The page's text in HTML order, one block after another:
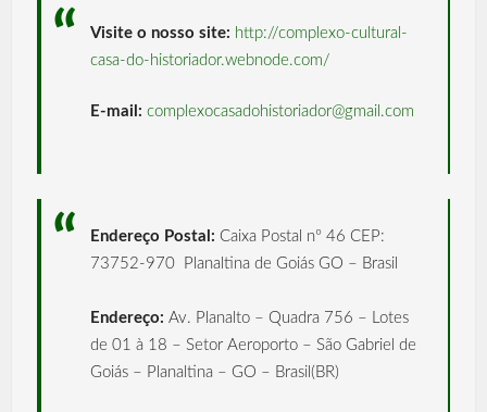
p
k
Visite o nosso site: http://complexo-cultural-
casa-do-historiador.webnode.com/
E-mail: complexocasadohistoriador@gmail.com
Endereço Postal: Caixa Postal nº 46 CEP:
73752-970 Planaltina de Goiás GO – Brasil
Endereço: Av. Planalto – Quadra 756 – Lotes
de 01 à 18 – Setor Aeroporto – São Gabriel de
Goiás – Planaltina – GO – Brasil(BR)